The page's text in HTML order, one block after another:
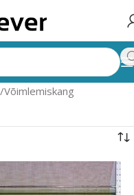
Võimlemiskang